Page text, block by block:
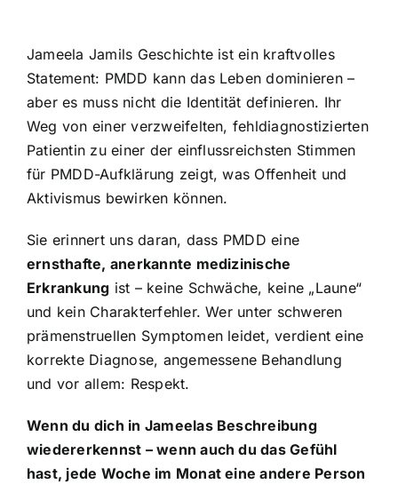
Jameela Jamils Geschichte ist ein kraftvolles
Statement: PMDD kann das Leben dominieren –
aber es muss nicht die Identität definieren. Ihr
Weg von einer verzweifelten, fehldiagnostizierten
Patientin zu einer der einflussreichsten Stimmen
für PMDD-Aufklärung zeigt, was Offenheit und
Aktivismus bewirken können.
Sie erinnert uns daran, dass PMDD eine
ernsthafte, anerkannte medizinische
Erkrankung ist – keine Schwäche, keine „Laune“
und kein Charakterfehler. Wer unter schweren
prämenstruellen Symptomen leidet, verdient eine
korrekte Diagnose, angemessene Behandlung
und vor allem: Respekt.
Wenn du dich in Jameelas Beschreibung
wiedererkennst – wenn auch du das Gefühl
hast, jede Woche im Monat eine andere Person